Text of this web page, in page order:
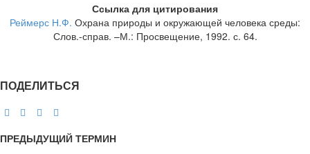
Ссылка для цитирования
Реймерс Н.Ф. Охрана природы и окружающей человека среды:
Слов.-справ. –М.: Просвещение, 1992. с. 64.
ПОДЕЛИТЬСЯ
ПРЕДЫДУЩИЙ ТЕРМИН